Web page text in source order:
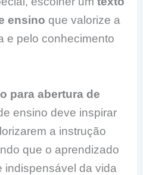
ensino que valorize a
e pelo conhecimento
para abertura de
ensino deve inspirar
a instrução
que o aprendizado
indispensável da vida